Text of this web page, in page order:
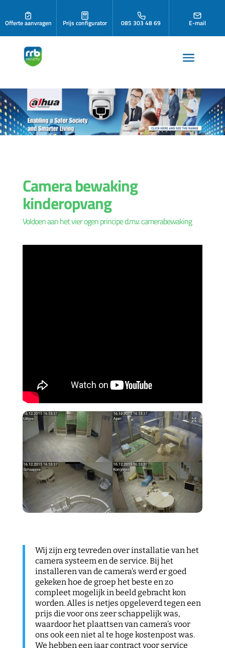
Offerte aanvragen Prijs configurator 085 303 48 69 E-mail
Camera bewaking
kinderopvang
Voldoen aan het vier ogen principe d.m.v. camerabewaking
Wij zijn erg tevreden over installatie van het
camera systeem en de service. Bij het
installeren van de camera’s werd er goed
gekeken hoe de groep het beste en zo
compleet mogelijk in beeld gebracht kon
worden. Alles is netjes opgeleverd tegen een
prijs die voor ons zeer schappelijk was,
waardoor het plaattsen van camera’s voor
ons ook een niet al te hoge kostenpost was.
We hebben een jaar contract voor service